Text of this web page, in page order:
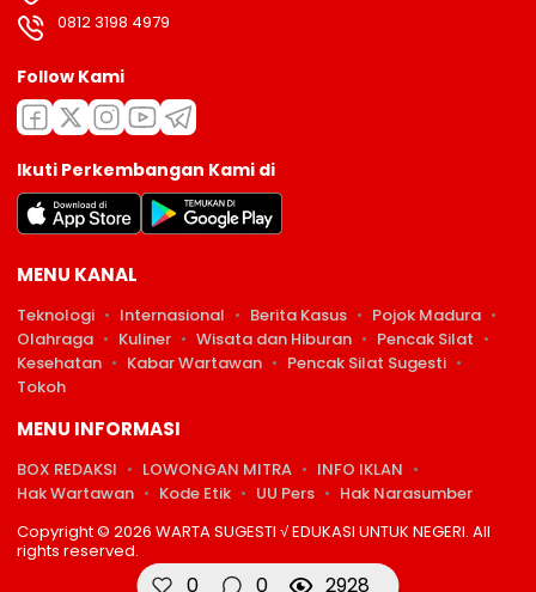
0 0 2928
0812 3198 4979
Follow Kami
Ikuti Perkembangan Kami di
MENU KANAL
Teknologi Internasional Berita Kasus
Pojok Madura
Olahraga
Kuliner Wisata dan Hiburan
Pencak Silat
Kesehatan
Kabar Wartawan
Pencak Silat Sugesti
Tokoh
MENU INFORMASI
BOX REDAKSI LOWONGAN MITRA
INFO IKLAN
Hak Wartawan
Kode Etik UU Pers
Hak Narasumber
Copyright © 2026 WARTA SUGESTI √ EDUKASI UNTUK NEGERI. All
rights reserved.